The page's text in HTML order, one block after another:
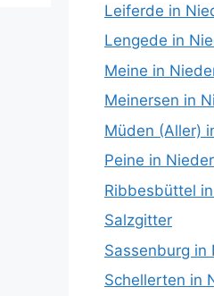
Leiferde in
Lengede in
Meine in
Meinersen in
Müden (Aller)
Peine in
Ribbesbüttel
Salzgitter
Sassenburg in
Schellerten in